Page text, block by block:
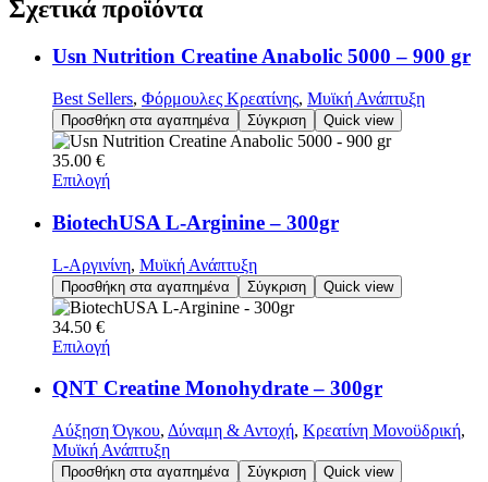
Σχετικά προϊόντα
Usn Nutrition Creatine Anabolic 5000 – 900 gr
Best Sellers, Φόρμουλες Κρεατίνης, Μυϊκή Ανάπτυξη
Προσθήκη στα αγαπημένα Σύγκριση Quick view
35.00 €
Επιλογή
BiotechUSA L-Arginine – 300gr
L-Αργινίνη, Μυϊκή Ανάπτυξη
Προσθήκη στα αγαπημένα Σύγκριση Quick view
34.50 €
Επιλογή
QNT Creatine Monohydrate – 300gr
Αύξηση Όγκου, Δύναμη & Αντοχή, Κρεατίνη Μονοϋδρική,
Μυϊκή Ανάπτυξη
Προσθήκη στα αγαπημένα Σύγκριση Quick view